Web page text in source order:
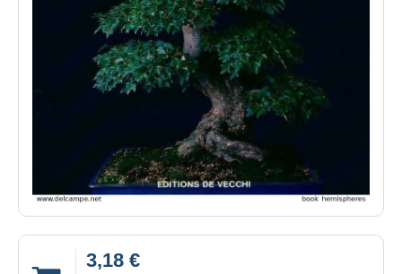
3,18 €